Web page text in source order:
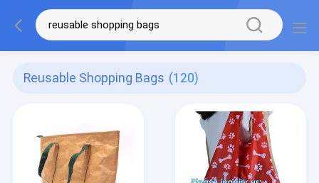
Reusable Shopping Bags (120)